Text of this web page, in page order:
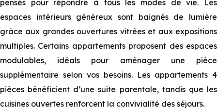
pensés pour répondre à tous les modes de vie. Les
espaces intérieurs généreux sont baignés de lumière
grâce aux grandes ouvertures vitrées et aux expositions
multiples. Certains appartements proposent des espaces
modulables, idéals pour aménager une pièce
supplémentaire selon vos besoins. Les appartements 4
pièces bénéficient d’une suite parentale, tandis que les
cuisines ouvertes renforcent la convivialité des séjours.